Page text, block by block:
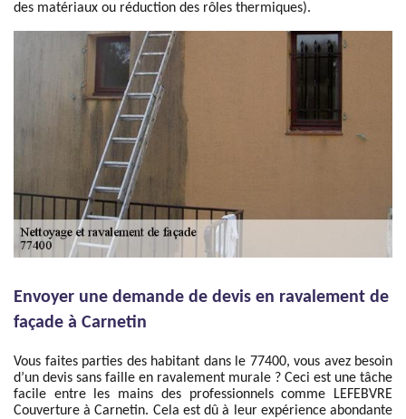
des matériaux ou réduction des rôles thermiques).
Envoyer une demande de devis en ravalement de
façade à Carnetin
Vous faites parties des habitant dans le 77400, vous avez besoin
d’un devis sans faille en ravalement murale ? Ceci est une tâche
facile entre les mains des professionnels comme LEFEBVRE
Couverture à Carnetin. Cela est dû à leur expérience abondante